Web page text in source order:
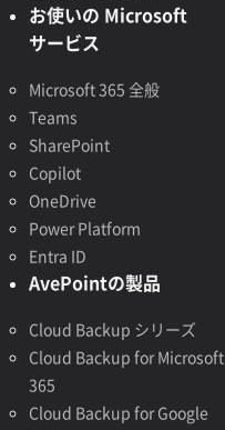
お使いの Microsoft
サービス
Microsoft 365 全般
Teams
SharePoint
Copilot
OneDrive
Power Platform
Entra ID
AvePointの製品
Cloud Backup シリーズ
Cloud Backup for Microsoft
365
Cloud Backup for Google